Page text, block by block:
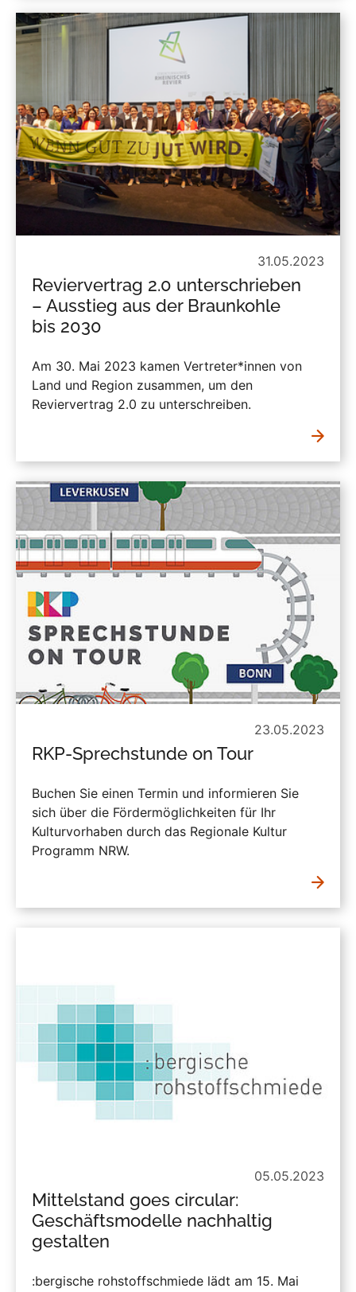
31.05.2023
Reviervertrag 2.0 unterschrieben
– Ausstieg aus der Braunkohle
bis 2030
Am 30. Mai 2023 kamen Vertreter*innen von
Land und Region zusammen, um den
Reviervertrag 2.0 zu unterschreiben.
23.05.2023
RKP-Sprechstunde on Tour
Buchen Sie einen Termin und informieren Sie
sich über die Fördermöglichkeiten für Ihr
Kulturvorhaben durch das Regionale Kultur
Programm NRW.
05.05.2023
Mittelstand goes circular:
Geschäftsmodelle nachhaltig
gestalten
:bergische rohstoffschmiede lädt am 15. Mai